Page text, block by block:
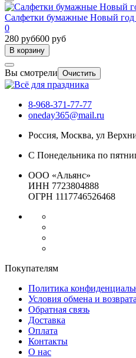
Салфетки бумажные Новый
0
280 руб600 руб
В корзину
Вы смотрели Очистить
8-968-371-77-77
oneday365@mail.ru
Россия, Москва, ул
С Понедельника по
ООО «Альянс»
ИНН 7723804888
ОГРН 1117746526468
Покупателям
Политика
Условия обмена и возврата
Обратная связь
Доставка
Оплата
Контакты
О нас